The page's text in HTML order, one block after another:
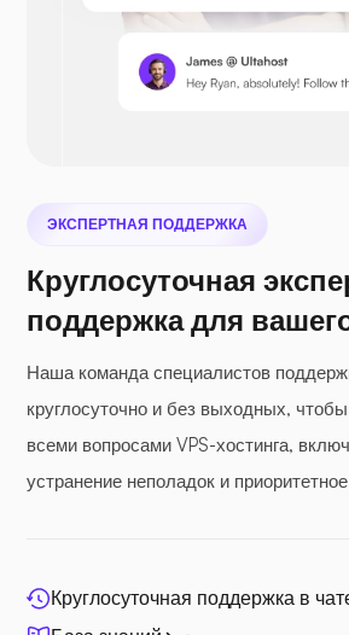
Nextcloud
Фотопризма
ЭКСПЕРТНАЯ ПОДДЕРЖКА
Круглосуточная
поддержка для
Наша команда специалистов
круглосуточно и без выходных,
всеми вопросами VPS-хостинга,
устранение неполадок и
Круглосуточная поддержка в